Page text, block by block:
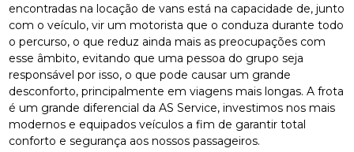
encontradas na locação de vans está na capacidade de, junto
com o veículo, vir um motorista que o conduza durante todo
o percurso, o que reduz ainda mais as preocupações com
esse âmbito, evitando que uma pessoa do grupo seja
responsável por isso, o que pode causar um grande
desconforto, principalmente em viagens mais longas. A frota
é um grande diferencial da AS Service, investimos nos mais
modernos e equipados veículos a fim de garantir total
conforto e segurança aos nossos passageiros.